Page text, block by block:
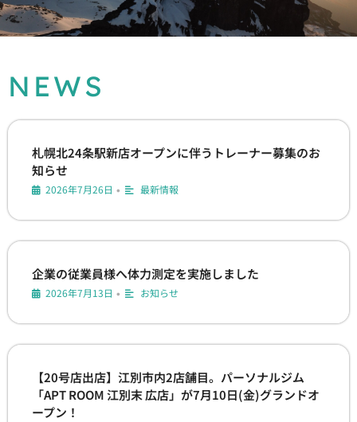
NEWS
札幌北24条駅新店オープンに伴うトレーナー募集のお
知らせ
2026年7月26日 • 最新情報
企業の従業員様へ体力測定を実施しました
2026年7月13日 • お知らせ
【20号店出店】江別市内2店舗目。パーソナルジム
「APT ROOM 江別末 広店」が7月10日(金)グランドオ
ープン！